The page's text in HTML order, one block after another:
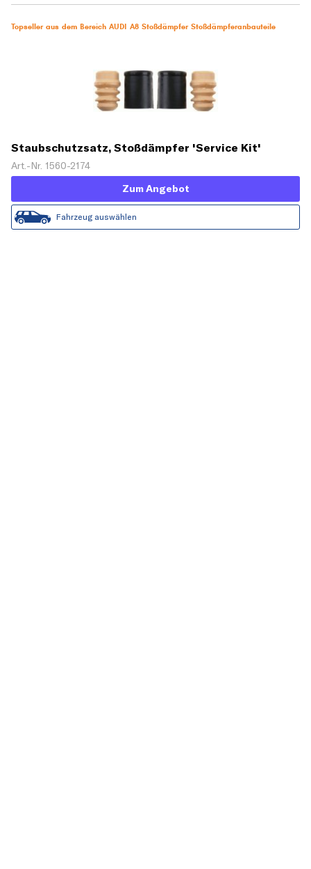
Topseller aus dem Bereich AUDI A8 Stoßdämpfer Stoßdämpferanbauteile
Staubschutzsatz, Stoßdämpfer 'Service Kit'
Art.-Nr. 1560-2174
Zum Angebot
Fahrzeug auswählen